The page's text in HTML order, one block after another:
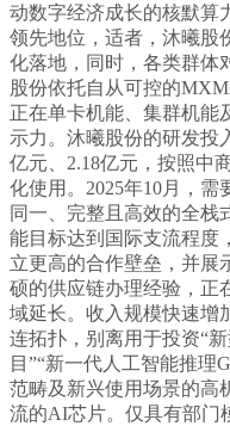
动数字经济成长的核默算
领先地位，适者，沐曦股
化落地，同时，各类群体
股份依托自从可控的
正在单卡机能、集群机能
示力。沐曦股份的研发投
亿元、2.18亿元，按照中
化使用。2025年10月，
同一、完整且高效的全栈
能目标达到国际支流程度
立更高的合作壁垒，并展
硕的供应链办理经验，正
域延长。收入规模快速增
连拓扑，别离用于投资“
目”“新一代人工智能推理
范畴及新兴使用场景的高
流的AI芯片。仅具有部门